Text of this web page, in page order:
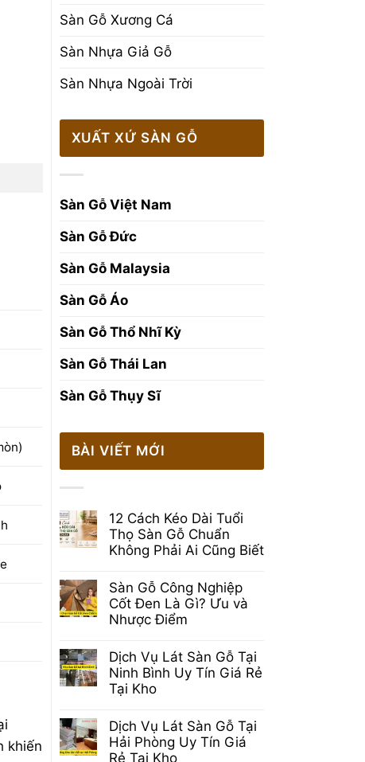
Sàn Gỗ Xương Cá
Sàn Nhựa Giả Gỗ
Sàn Nhựa Ngoài Trời
XUẤT XỨ SÀN GỖ
Sàn Gỗ Việt Nam
Sàn Gỗ Đức
Sàn Gỗ Malaysia
Sàn Gỗ Áo
Sàn Gỗ Thổ Nhĩ Kỳ
Sàn Gỗ Thái Lan
Sàn Gỗ Thụy Sĩ
BÀI VIẾT MỚI
12 Cách Kéo Dài Tuổi
Thọ Sàn Gỗ Chuẩn
Không Phải Ai Cũng Biết
bình
luận
ở
12
Dài
Tuổi
Thọ
Sàn
Không
Phải
Ai
Cũng
Sàn Gỗ Công Nghiệp
Cốt Đen Là Gì? Ưu và
Nhược Điểm
bình
luận
ở
Sàn
Nghiệp
Cốt
Đen
Là
Dịch Vụ Lát Sàn Gỗ Tại
Ninh Bình Uy Tín Giá Rẻ
Tại Kho
bình
luận
ở
Dịch Vụ Lát Sàn Gỗ Tại
Hải Phòng Uy Tín Giá
Rẻ Tại Kho
khiến